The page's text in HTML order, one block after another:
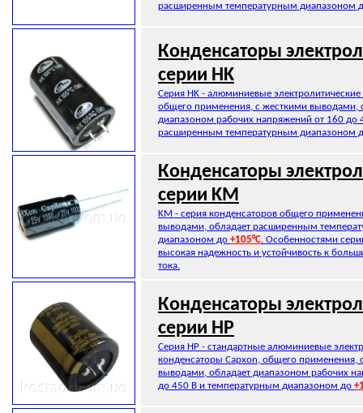
расширенным температурным диапазоном
Конденсаторы
серии HK
Серия HK - алюминиевые
общего применения, с жесткими выводами,
диапазоном рабочих напряжений от 160 до
расширенным температурным диапазоном
Конденсаторы
серии KM
KM - серия конденсаторов общего
выводами, обладает расширенным
диапазоном до +105°C. Особенностями
высокая надежность и устойчивость к
тока.
Конденсаторы
серии HP
Серия HP - стандартные алюминиевые
конденсаторы Capxon, общего применения,
выводами, обладает диапазоном рабочих
до 450 В и температурным диапазоном до